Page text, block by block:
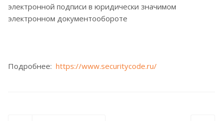
электронной подписи в юридически значимом
электронном документообороте
Подробнее: https://www.securitycode.ru/